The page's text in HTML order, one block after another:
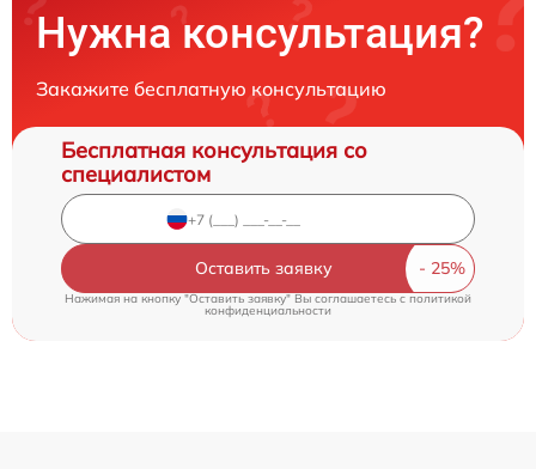
Нужна консультация?
Закажите бесплатную консультацию
Бесплатная консультация со
специалистом
Оставить заявку
Нажимая на кнопку "Оставить заявку" Вы соглашаетесь cполитикой
конфиденциальности